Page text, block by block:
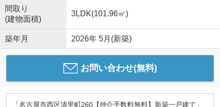
間取り
(建物面積)
3LDK(101.96㎡)
築年月 2026年 5月(新築)
お問い合わせ(無料)
「名古屋市西区清里町260【仲介手数料無料】新築一戸建て」